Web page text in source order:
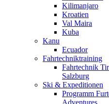
Kilimanjaro
Kroatien
Val Maira
Kuba
Kanu
Ecuador
Fahrtechniktraining
Fahrtechnik
Salzburg
Ski & Expeditionen
Programm
Adventures